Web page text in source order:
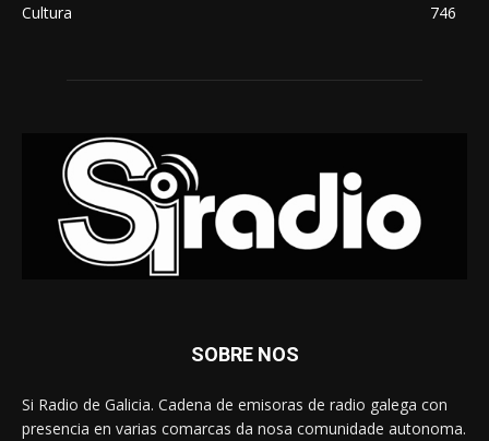
Cultura
746
SOBRE NOS
Si Radio de Galicia. Cadena de emisoras de radio galega con
presencia en varias comarcas da nosa comunidade autonoma.